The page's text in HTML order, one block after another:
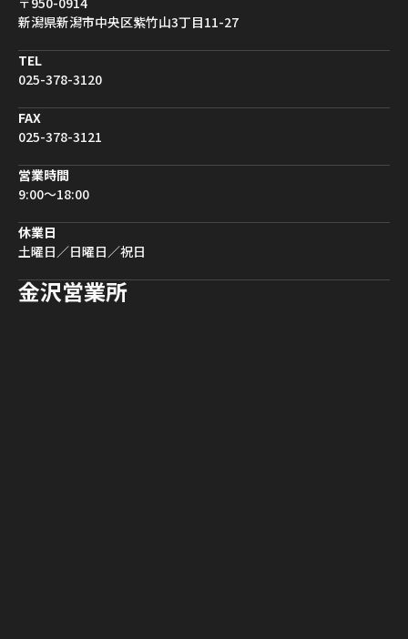
新潟県新潟市中央区紫竹山3丁目11-27
TEL
025-378-3120
FAX
025-378-3121
営業時間
9:00〜18:00
休業日
土曜日／日曜日／祝日
金沢営業所